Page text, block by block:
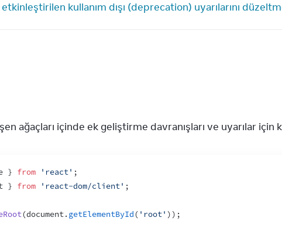
kullanım dışı (deprecation) uyarılarını
ağaçları içinde ek geliştirme davranışları ve uyarılar için
} from 'react' ;
} from 'react-dom/client' ;
(document. getElementById( 'root' )) ;